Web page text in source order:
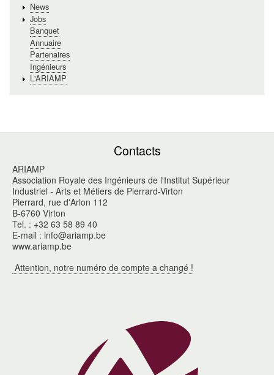
News
Jobs
Banquet
Annuaire
Partenaires
Ingénieurs
L'ARIAMP
Contacts
ARIAMP
Association Royale des Ingénieurs de l'Institut Supérieur
Industriel - Arts et Métiers de Pierrard-Virton
Pierrard, rue d'Arlon 112
B-6760 Virton
Tel. : +32 63 58 89 40
E-mail : info@ariamp.be
www.ariamp.be
Attention, notre numéro de compte a changé !